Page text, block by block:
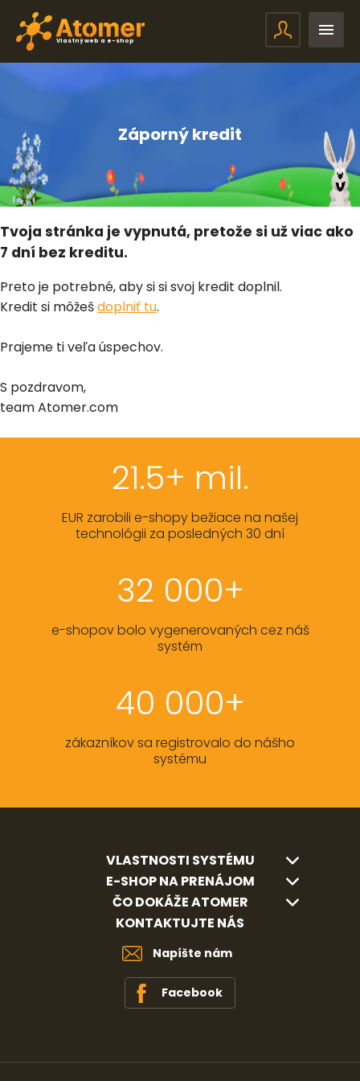
Vlastný web a e-shop
Záporný kredit
Tvoja stránka je vypnutá, pretože si už viac ako
7 dní bez kreditu.
Preto je potrebné, aby si si svoj kredit doplnil.
Kredit si môžešdoplniť tu.
Prajeme ti veľa úspechov.
S pozdravom,
team Atomer.com
21.5+ mil.
EUR zarobili e-shopy bežiace na našej
technológii za posledných 30 dní
32 000+
e-shopov bolo vygenerovaných cez náš
systém
40 000+
zákazníkov sa registrovalo do nášho
systému
VLASTNOSTI SYSTÉMU
E-SHOP NA PRENÁJOM
ČO DOKÁŽE ATOMER
KONTAKTUJTE NÁS
Napíšte nám
Facebook